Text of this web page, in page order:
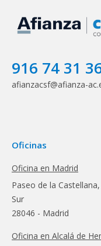
916 74 31
afianzacsf@afianza-
Oficinas
Oficina en Madrid
Paseo de la
Sur
28046 - Madrid
Oficina en Alcalá de